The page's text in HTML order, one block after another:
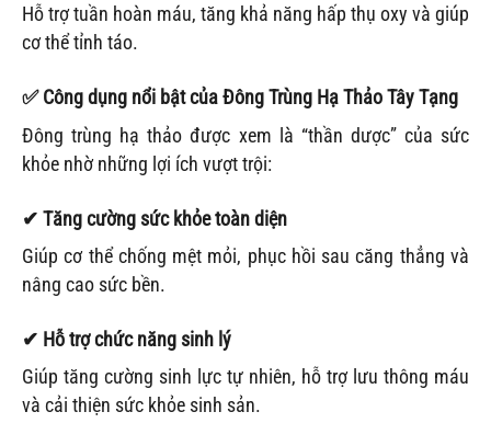
Hỗ trợ tuần hoàn máu, tăng khả năng hấp thụ oxy và giúp
cơ thể tỉnh táo.
✅ Công dụng nổi bật của Đông Trùng Hạ Thảo Tây Tạng
Đông trùng hạ thảo được xem là “thần dược” của sức
khỏe nhờ những lợi ích vượt trội:
✔ Tăng cường sức khỏe toàn diện
Giúp cơ thể chống mệt mỏi, phục hồi sau căng thẳng và
nâng cao sức bền.
✔ Hỗ trợ chức năng sinh lý
Giúp tăng cường sinh lực tự nhiên, hỗ trợ lưu thông máu
và cải thiện sức khỏe sinh sản.